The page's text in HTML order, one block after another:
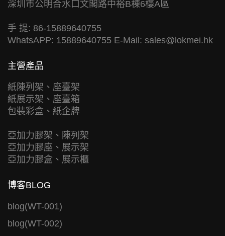
深圳市公明合水口文閣路中裕B棟6樓A區
手 提: 86-15889640755
WhatsAPP: 15889640755 E-Mail: sales@lokmei.hk
主營產品
紙陳列架、座臺架
紙展示架、座臺箱
包裝彩盒、紙企牌
亞加力膠架、陳列架
亞加力膠座、展示架
亞加力膠盒、展示櫃
博客BLOG
blog(WT-001)
blog(WT-002)